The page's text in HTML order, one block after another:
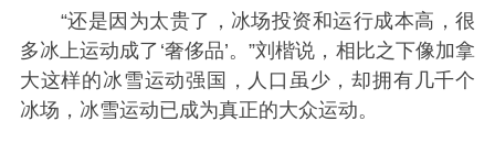
“还是因为太贵了，冰场投资和运行成本高，很
多冰上运动成了‘奢侈品’。”刘楷说，相比之下像加拿
大这样的冰雪运动强国，人口虽少，却拥有几千个
冰场，冰雪运动已成为真正的大众运动。